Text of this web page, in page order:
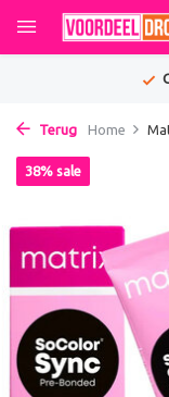
Terug Home
38% sale